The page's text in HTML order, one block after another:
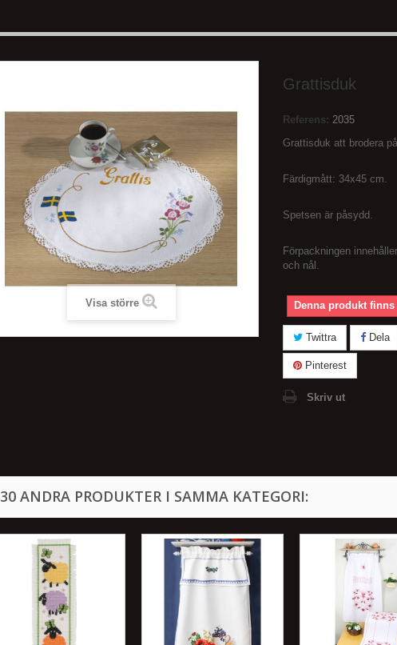
Visa större
Grattisduk
Referens: 2035
Grattisduk att brodera
Färdigmått: 34x45 cm.
Spetsen är påsydd.
Förpackningen
och nål.
Denna produkt
Twittra Dela
Pinterest
Skriv ut
30 ANDRA PRODUKTER I SAMMA KATEGORI: